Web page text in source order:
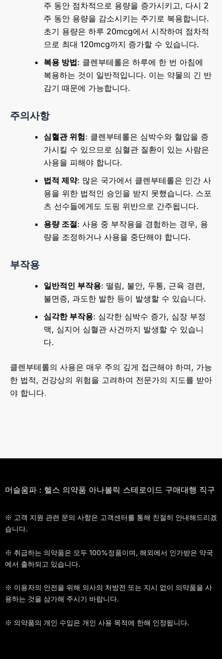
주 동안 점차적으로 용량을 증가시키고, 다시 2
주 동안 용량을 감소시키는 주기로 복용합니다.
초기 용량은 하루 20mcg에서 시작하여 점차적
으로 최대 120mcg까지 증가할 수 있습니다.
복용 방법: 클렌부테롤은 하루에 한 번 아침에
복용하는 것이 일반적입니다. 이는 약물의 긴 반
감기 때문에 가능합니다.
주의사항
심혈관 위험: 클렌부테롤은 심박수와 혈압을 증
가시킬 수 있으므로 심혈관 질환이 있는 사람은
사용을 피해야 합니다.
법적 제약: 많은 국가에서 클렌부테롤은 인간 사
용을 위한 법적인 승인을 받지 못했습니다. 스포
츠 선수들에게도 도핑 위반으로 간주됩니다.
용량 조절: 사용 중 부작용을 경험하는 경우, 용
량을 조정하거나 사용을 중단해야 합니다.
부작용
일반적인 부작용: 떨림, 불안, 두통, 근육 경련,
불면증, 과도한 발한 등이 발생할 수 있습니다.
심각한 부작용: 심각한 심박수 증가, 심장 부정
맥, 심지어 심혈관 사건까지 발생할 수 있습니
다.
클렌부테롤의 사용은 매우 주의 깊게 접근해야 하며, 가능
한 법적, 건강상의 위험을 고려하여 전문가의 지도를 받아
야 합니다.
머슬움파 : 헬스 의약품 아나볼릭 스테로이드 구매대행 직구
※ 고객 지원 관련 문의 사항은 고객센터를 통해 친절히 안내해드리겠
습니다.
※ 취급하는 의약품은 모두 100%정품이며, 해외에서 인가받은 약국
에서 출하되고 있습니다.
※ 이용자의 안전을 위해 의사의 처방전 또는 지시 없이 의약품을 사
용하는 것을 삼가해 주시기 바랍니다.
※ 의약품의 개인 수입은 개인 사용 목적에 한해 인정됩니다.